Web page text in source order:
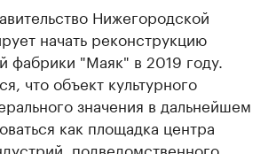
Нижегородской
начать реконструкцию
фабрики "Маяк" в 2019 году.
что объект культурного
значения в дальнейшем
как площадка центра
подведомственного